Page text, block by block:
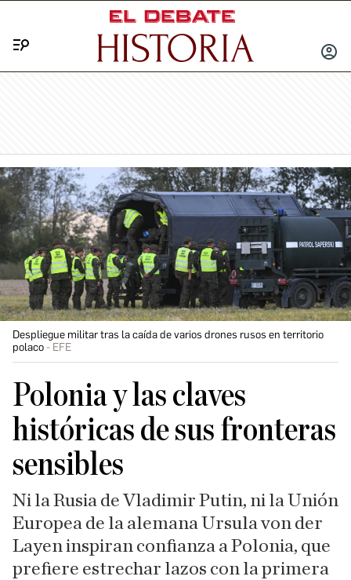
INICIAR
Despliegue militar tras la caída de varios drones rusos en territorio
polaco
EFE
Polonia y las claves
históricas de sus fronteras
sensibles
Ni la Rusia de Vladimir Putin, ni la Unión
Europea de la alemana Ursula von der
Layen inspiran confianza a Polonia, que
prefiere estrechar lazos con la primera